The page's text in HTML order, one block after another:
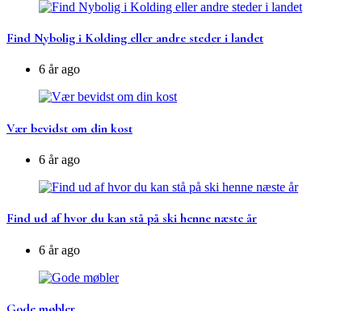
Find Nybolig i Kolding eller andre steder i landet
6 år ago
Vær bevidst om din kost
6 år ago
Find ud af hvor du kan stå på ski henne næste år
6 år ago